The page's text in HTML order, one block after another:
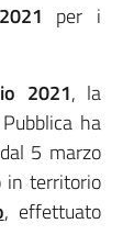
per i
2021, la
ha
5 marzo
in territorio
, effettuato